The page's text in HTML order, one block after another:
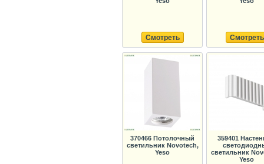
Смотреть Смотреть
370466 Потолочный
светильник Novotech,
Yeso
359401
светильник
Yeso